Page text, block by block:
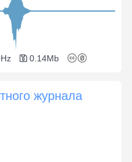
0.14Mb
журнала